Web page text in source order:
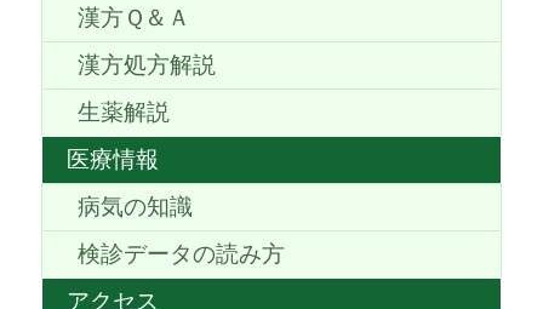
漢方Ｑ＆Ａ
漢方処方解説
生薬解説
医療情報
病気の知識
検診データの読み方
アクセス